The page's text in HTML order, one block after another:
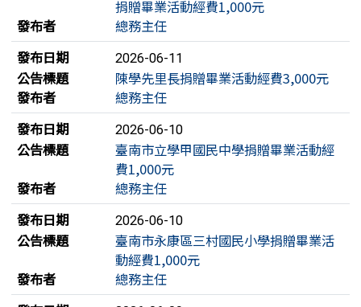
捐贈畢業活動經費1,000元
發布者
總務主任
發布日期
2026-06-11
公告標題
陳學先里長捐贈畢業活動經費3,000元
發布者
總務主任
發布日期
2026-06-10
公告標題
臺南市立學甲國民中學捐贈畢業活動經
費1,000元
發布者
總務主任
發布日期
2026-06-10
公告標題
臺南市永康區三村國民小學捐贈畢業活
動經費1,000元
發布者
總務主任